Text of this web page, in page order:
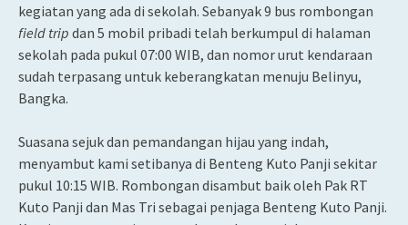
kegiatan yang ada di sekolah. Sebanyak 9 bus rombongan
field trip dan 5 mobil pribadi telah berkumpul di halaman
sekolah pada pukul 07:00 WIB, dan nomor urut kendaraan
sudah terpasang untuk keberangkatan menuju Belinyu,
Bangka.
Suasana sejuk dan pemandangan hijau yang indah,
menyambut kami setibanya di Benteng Kuto Panji sekitar
pukul 10:15 WIB. Rombongan disambut baik oleh Pak RT
Kuto Panji dan Mas Tri sebagai penjaga Benteng Kuto Panji.